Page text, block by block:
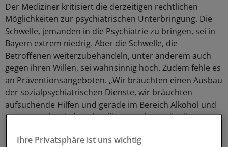
Der Mediziner kritisiert die derzeitigen rechtlichen
Möglichkeiten zur psychiatrischen Unterbringung. Die
Schwelle, jemanden in die Psychiatrie zu bringen, sei in
Bayern extrem niedrig. Aber die Schwelle, die
Betroffenen weiterzubehandeln, unter anderem auch
gegen ihren Willen, sei wahnsinnig hoch. Zudem fehle es
an Präventionsangeboten. „Wir bräuchten einen Ausbau
der sozialpsychiatrischen Dienste, wir bräuchten
aufsuchende Hilfen und gerade im Bereich Alkohol und
Drogen mehr niederschwellige Angebote, die die
Ihre Privatsphäre ist uns wichtig